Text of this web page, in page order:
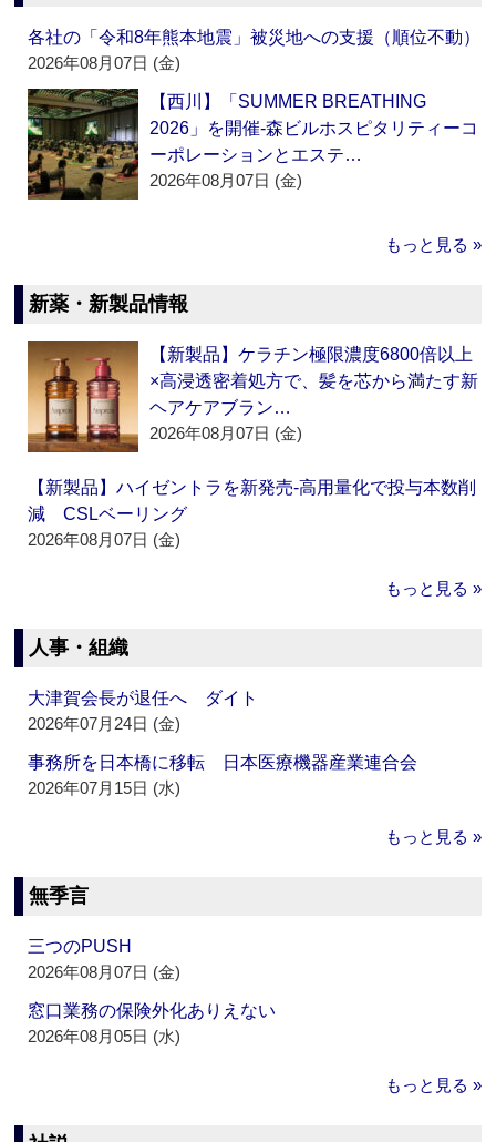
各社の「令和8年熊本地震」被災地への支援（順位不動）
2026年08月07日 (金)
【西川】「SUMMER BREATHING
2026」を開催‐森ビルホスピタリティーコ
ーポレーションとエステ…
2026年08月07日 (金)
もっと見る »
新薬・新製品情報
【新製品】ケラチン極限濃度6800倍以上
×高浸透密着処方で、髪を芯から満たす新
ヘアケアブラン…
2026年08月07日 (金)
【新製品】ハイゼントラを新発売‐高用量化で投与本数削
減 CSLベーリング
2026年08月07日 (金)
もっと見る »
人事・組織
大津賀会長が退任へ ダイト
2026年07月24日 (金)
事務所を日本橋に移転 日本医療機器産業連合会
2026年07月15日 (水)
もっと見る »
無季言
三つのPUSH
2026年08月07日 (金)
窓口業務の保険外化ありえない
2026年08月05日 (水)
もっと見る »